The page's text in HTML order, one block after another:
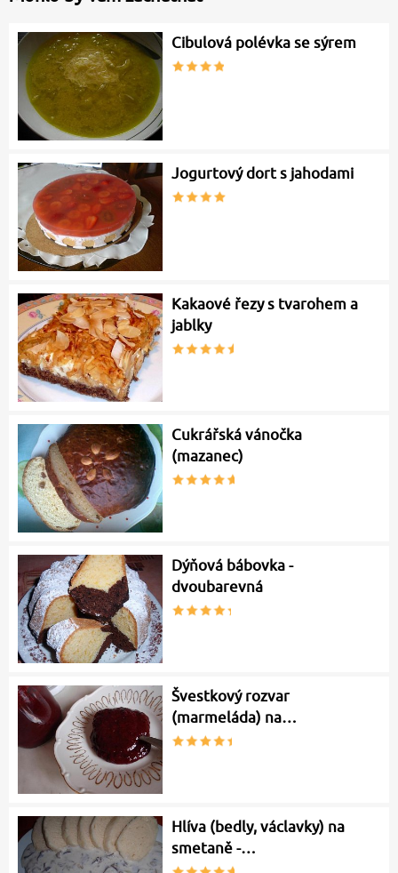
Cibulová polévka se sýrem
Jogurtový dort s jahodami
Kakaové řezy s tvarohem a
jablky
Cukrářská vánočka
(mazanec)
Dýňová bábovka -
dvoubarevná
Švestkový rozvar
(marmeláda) na…
Hlíva (bedly, václavky) na
smetaně -…